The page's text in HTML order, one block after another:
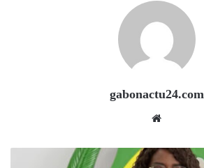
gabonactu24.com